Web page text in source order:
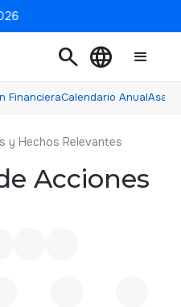
search language
FinancieraCalendario Anual
y Hechos Relevantes
Acciones